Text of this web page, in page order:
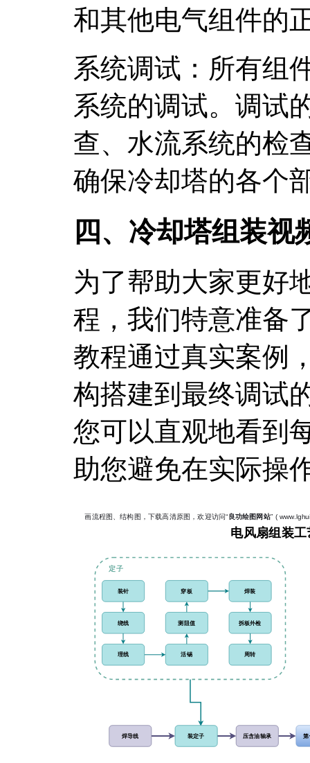
和其他电气组件的
系统调试：所有组
系统的调试。调试
查、水流系统的检
确保冷却塔的各个
四、冷却塔组装视
为了帮助大家更好
程，我们特意准备
教程通过真实案例
构搭建到最终调试
您可以直观地看到
助您避免在实际操